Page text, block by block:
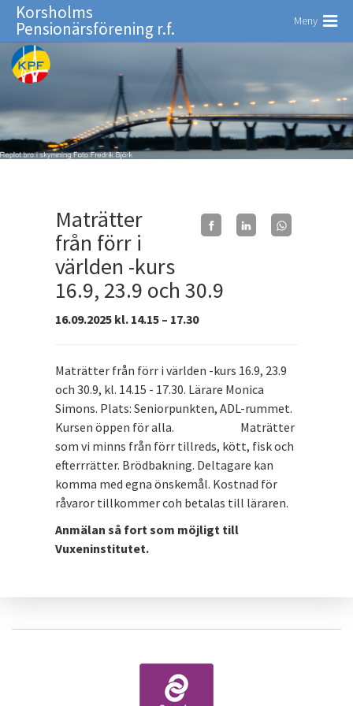
Korsholms
Pensionärsförening r.f. Meny
Maträtter
från förr i
världen -kurs
16.9, 23.9 och 30.9
16.09.2025 kl. 14.15 – 17.30
Maträtter från förr i världen -kurs 16.9, 23.9
och 30.9, kl. 14.15 - 17.30. Lärare Monica
Simons. Plats: Seniorpunkten, ADL-rummet.
Kursen öppen för alla. Maträtter
som vi minns från förr tillreds, kött, fisk och
efterrrätter. Brödbakning. Deltagare kan
komma med egna önskemål. Kostnad för
råvaror tillkommer coh betalas till läraren.
Anmälan så fort som möjligt till
Vuxeninstitutet.